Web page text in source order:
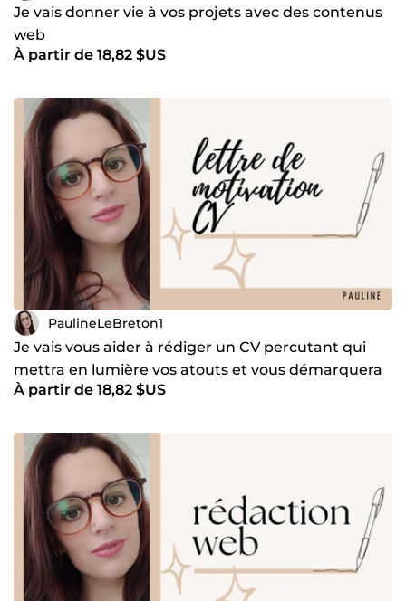
Je vais donner vie à vos projets avec des contenus
web
À partir de 18,82 $US
PaulineLeBreton1
Je vais vous aider à rédiger un CV percutant qui
mettra en lumière vos atouts et vous démarquera
À partir de 18,82 $US